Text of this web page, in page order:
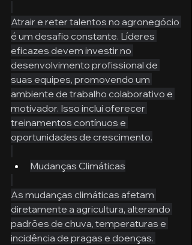
Atrair e reter talentos no agronegócio
é um desafio constante. Líderes
eficazes devem investir no
desenvolvimento profissional de
suas equipes, promovendo um
ambiente de trabalho colaborativo e
motivador. Isso inclui oferecer
treinamentos contínuos e
oportunidades de crescimento.
Mudanças Climáticas
As mudanças climáticas afetam
diretamente a agricultura, alterando
padrões de chuva, temperaturas e
incidência de pragas e doenças.